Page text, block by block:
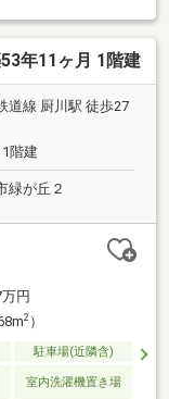
年11ヶ月 1階建
道線 厨川駅 徒歩27
階建
緑が丘２
円
2）
駐車場(近隣含)
室内洗濯機置き場